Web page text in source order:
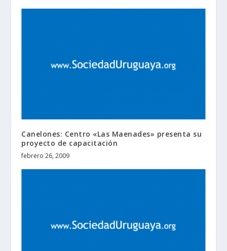
Canelones: Centro «Las Maenades» presenta su
proyecto de capacitación
febrero 26, 2009